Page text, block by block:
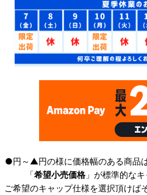
●円～▲円の様に価格幅のある商品
「希望小売価格 」が標準的な
ご希望のキャップ仕様を選択頂けば